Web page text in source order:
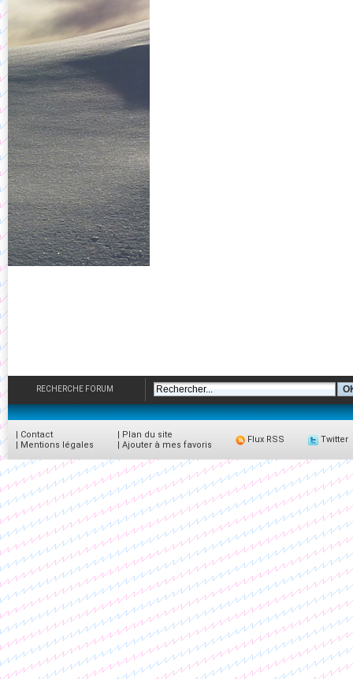
RECHERCHE FORUM
| Contact
| Mentions légales
| Plan du site
| Ajouter à mes favoris
Flux RSS Twitter